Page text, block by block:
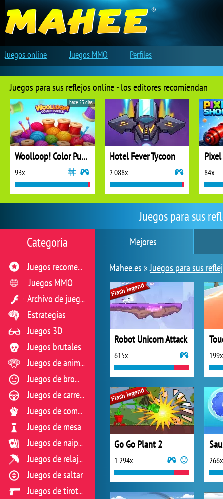
Juegos para sus
Mejores
Mahee.es »Juegos para sus
Robot Unicorn Attack
615x 199x
Go Go Plant 2
1 294x 266x
Categoria
Juegos recomendados
Juegos MMO
Archivo de juegos flash
Estrategias
Juegos 3D
Juegos brutales
Juegos de animales
Juegos de broma
Juegos de carreras
Juegos de combate
Juegos de mesa
Juegos de naipes
Juegos de relajación
Juegos de saltar
Juegos de tiroteo
Juegos para sus reflejos online - los editores recomiendan
Woolloop! Color Puzzle
93x
hace 23 días
Hotel Fever Tycoon
2 088x 84x
Juegos online Juegos MMO Perfiles